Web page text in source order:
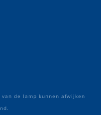
de lamp kunnen afwijken